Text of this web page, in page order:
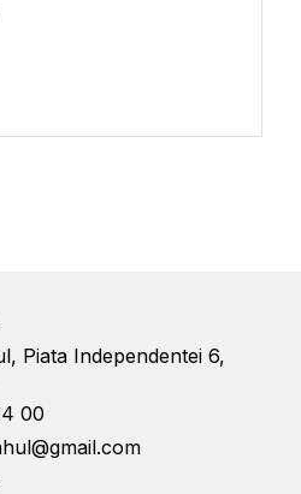
Piata Independentei 6,
00